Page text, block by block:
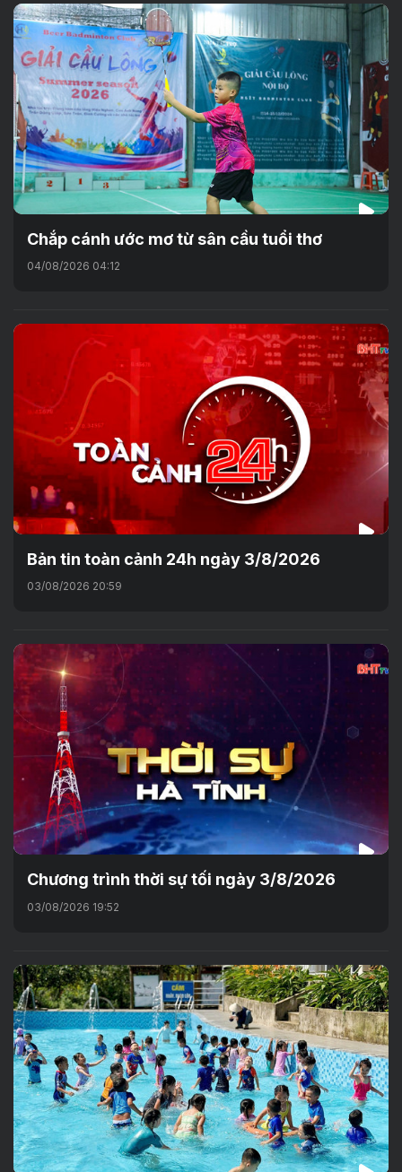
Chắp cánh ước mơ từ sân cầu tuổi thơ
04/08/2026 04:12
Bản tin toàn cảnh 24h ngày 3/8/2026
03/08/2026 20:59
Chương trình thời sự tối ngày 3/8/2026
03/08/2026 19:52